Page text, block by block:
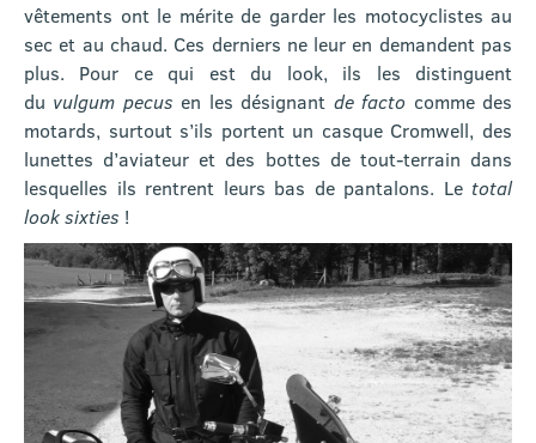
vêtements ont le mérite de garder les motocyclistes au
sec et au chaud. Ces derniers ne leur en demandent pas
plus. Pour ce qui est du look, ils les distinguent
du vulgum pecus en les désignant de facto comme des
motards, surtout s’ils portent un casque Cromwell, des
lunettes d’aviateur et des bottes de tout-terrain dans
lesquelles ils rentrent leurs bas de pantalons. Le total
look sixties !